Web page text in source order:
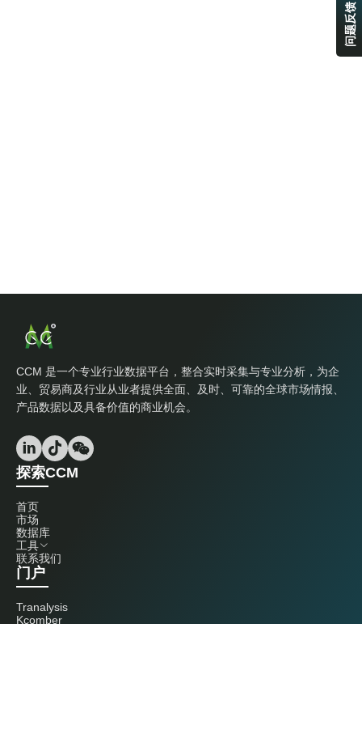
CCM 是一个专业行业数据平台，整合实时采集与专业分析，为企
业、贸易商及行业从业者提供全面、及时、可靠的全球市场情报、
产品数据以及具备价值的商业机会。
探索CCM
首页
市场
数据库
工具
联系我们
门户
Tranalysis
Kcomber
问题反馈